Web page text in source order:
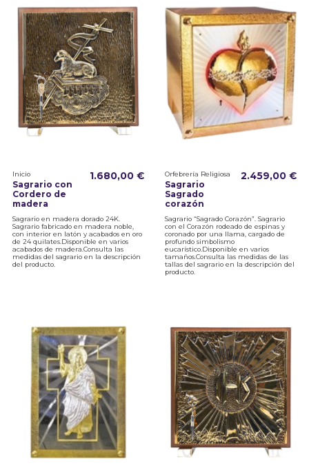
Inicio
Sagrario con
Cordero de
madera
1.680,00 €
Sagrario en madera dorado 24K.
Sagrario fabricado en madera noble,
con interior en latón y acabados en oro
de 24 quilates.Disponible en varios
acabados de madera.Consulta las
medidas del sagrario en la descripción
del producto.
Orfebrería Religiosa
Sagrario
Sagrado
corazón
2.459,00 €
Sagrario “Sagrado Corazón”. Sagrario
con el Corazón rodeado de espinas y
coronado por una llama, cargado de
profundo simbolismo
eucarístico.Disponible en varios
tamaños.Consulta las medidas de las
tallas del sagrario en la descripción del
producto.